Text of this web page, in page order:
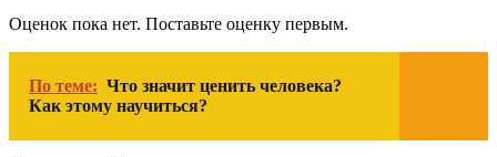
Оценок пока нет. Поставьте оценку первым.
По теме: Что значит ценить человека?
Как этому научиться?